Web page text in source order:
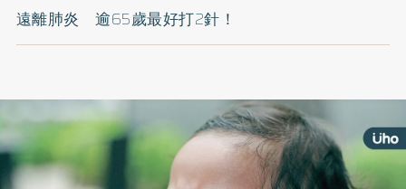
遠離肺炎 逾65歲最好打2針！